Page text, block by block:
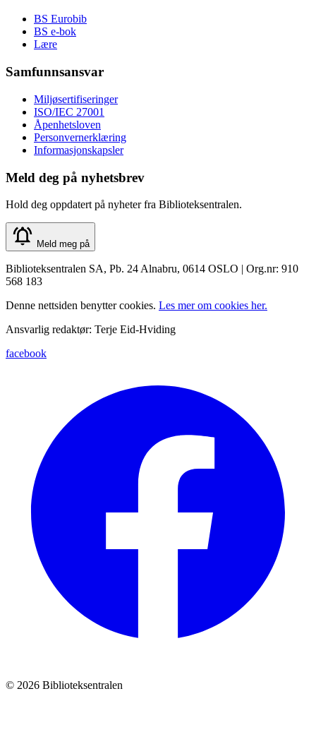
BS Eurobib
BS e-bok
Lære
Samfunnsansvar
Miljøsertifiseringer
ISO/IEC 27001
Åpenhetsloven
Personvernerklæring
Informasjonskapsler
Meld deg på nyhetsbrev
Hold deg oppdatert på nyheter fra Biblioteksentralen.
Meld meg på
Biblioteksentralen SA, Pb. 24 Alnabru, 0614 OSLO | Org.nr: 910
568 183
Denne nettsiden benytter cookies. Les mer om cookies her.
Ansvarlig redaktør: Terje Eid-Hviding
facebook
© 2026 Biblioteksentralen